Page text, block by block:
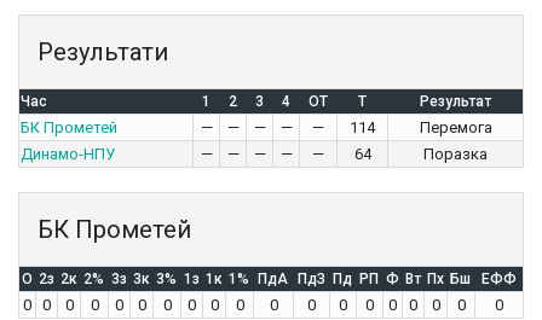
Результати
Час 1 2 3 4 OT T Результат
БК Прометей — — — — — 114
Перемога
Динамо-НПУ
— — — — — 64 Поразка
БК Прометей
O 2з 2к 2% 3з 3к 3% 1з 1к 1% ПдА ПдЗ Пд РП Ф Вт Пх Бш ЕФФ
0 0 0 0 0 0 0 0 0 0 0 0 0 0 0 0 0 0 0